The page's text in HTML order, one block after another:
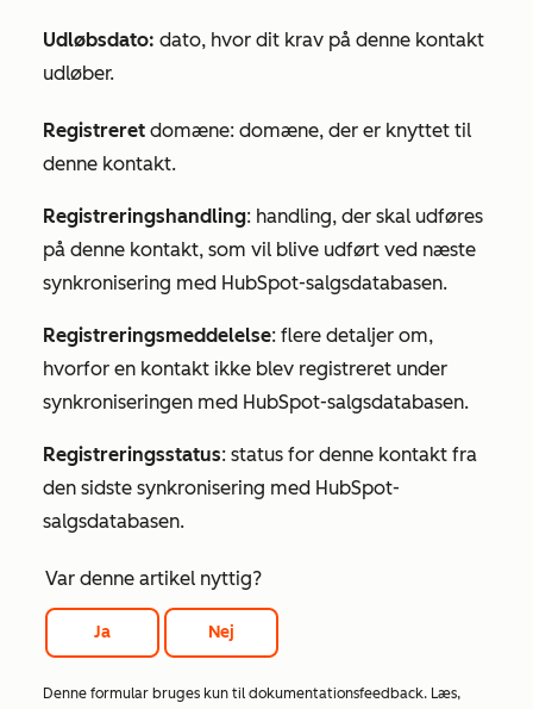
Udløbsdato: dato, hvor dit krav på denne kontakt
udløber.
Registreret domæne: domæne, der er knyttet til
denne kontakt.
Registreringshandling: handling, der skal udføres
på denne kontakt, som vil blive udført ved næste
synkronisering med HubSpot-salgsdatabasen.
Registreringsmeddelelse: flere detaljer om,
hvorfor en kontakt ikke blev registreret under
synkroniseringen med HubSpot-salgsdatabasen.
Registreringsstatus: status for denne kontakt fra
den sidste synkronisering med HubSpot-
salgsdatabasen.
Var denne artikel nyttig?
Ja Nej
Denne formular bruges kun til dokumentationsfeedback. Læs,